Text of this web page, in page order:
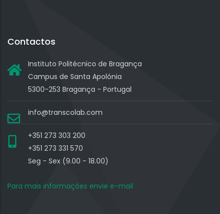
Contactos
Instituto Politécnico de Bragança
Campus de Santa Apolónia
5300-253 Bragança - Portugal
info@transcolab.com
+351 273 303 200
+351 273 331 570
Seg - Sex (9.00 - 18.00)
Para mais informações envie e-mail